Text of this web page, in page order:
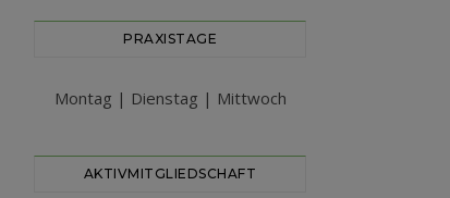
PRAXISTAGE
Montag | Dienstag | Mittwoch
AKTIVMITGLIEDSCHAFT